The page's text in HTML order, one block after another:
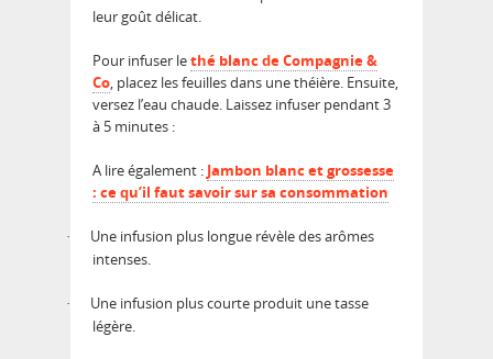
leur goût délicat.
Pour infuser lethé blanc de Compagnie &
Co, placez les feuilles dans une théière. Ensuite,
versez l’eau chaude. Laissez infuser pendant 3
à 5 minutes :
A lire également : Jambon blanc et grossesse
: ce qu’il faut savoir sur sa consommation
·
Une infusion plus longue révèle des arômes
intenses.
·
Une infusion plus courte produit une tasse
légère.